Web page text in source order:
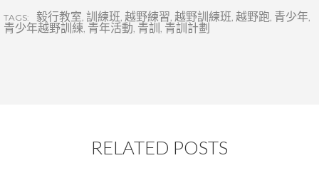
TAGS: 毅行教室, 訓練班, 越野練習, 越野訓練班, 越野跑, 青少年,
青少年越野訓練, 青年活動, 青訓, 青訓計劃
RELATED POSTS